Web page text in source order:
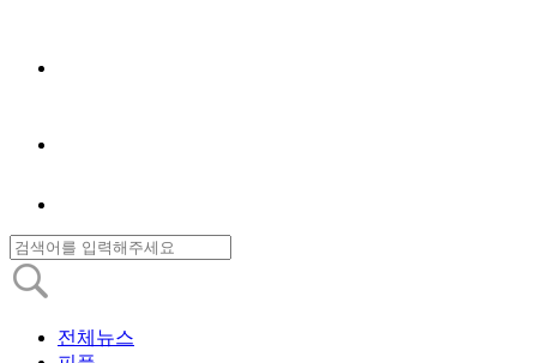
전체뉴스